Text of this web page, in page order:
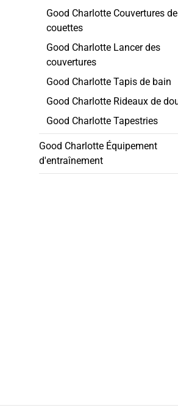
Good Charlotte Couvertures de
couettes
Good Charlotte Lancer des
couvertures
Good Charlotte Tapis de bain
Good Charlotte Rideaux de
Good Charlotte Tapestries
Good Charlotte Équipement
d'entraînement